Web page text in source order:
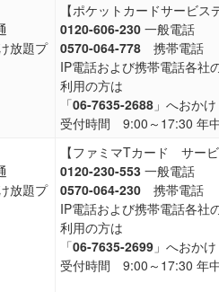
放題プ
【ポケットカードサービス
0120-606-230 一般電話
0570-064-778 携帯電話
IP電話および携帯電話各社
利用の方は
「06-7635-2688 」へおかけ
受付時間 9:00～17:30 年
放題プ
【ファミマTカード サービ
0120-230-553 一般電話
0570-064-230 携帯電話
IP電話および携帯電話各社
利用の方は
「06-7635-2699 」へおかけ
受付時間 9:00～17:30 年